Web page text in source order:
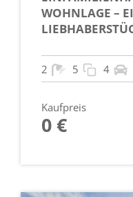
WOHNLAGE –
2 5 4
Kaufpreis
0 €